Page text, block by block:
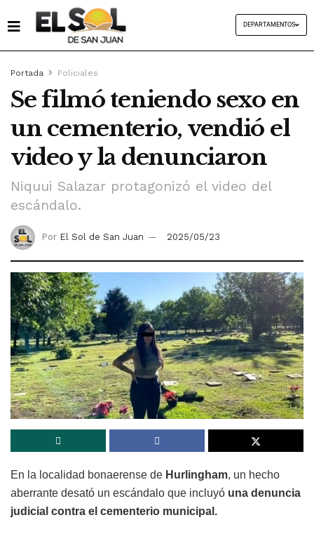
DEPARTAMENTOS
Portada Policiales
Se filmó teniendo sexo en
un cementerio, vendió el
video y la denunciaron
Niquui Salazar protagonizó el video del
escándalo.
Por El Sol de San Juan 2025/05/23
En la localidad bonaerense de Hurlingham, un hecho
aberrante desató un escándalo que incluyó una denuncia
judicial contra el cementerio municipal.